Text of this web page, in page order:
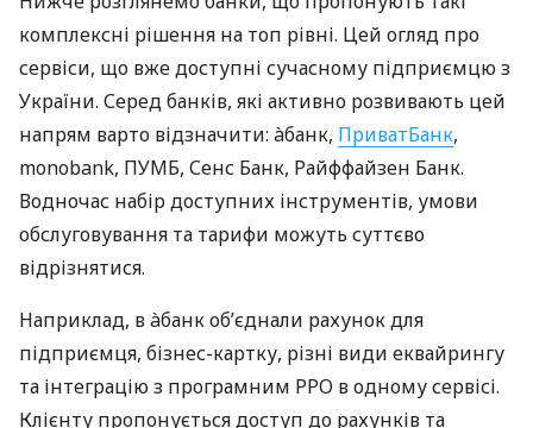
комплексні рішення на топ рівні. Цей огляд про
сервіси, що вже доступні сучасному підприємцю з
України. Серед банків, які активно розвивають цей
напрям варто відзначити: àбанк, ПриватБанк,
monobank, ПУМБ, Сенс Банк, Райффайзен Банк.
Водночас набір доступних інструментів, умови
обслуговування та тарифи можуть суттєво
відрізнятися.
Наприклад, в àбанк об’єднали рахунок для
підприємця, бізнес-картку, різні види еквайрингу
та інтеграцію з програмним РРО в одному сервісі.
Клієнту пропонується доступ до рахунків та